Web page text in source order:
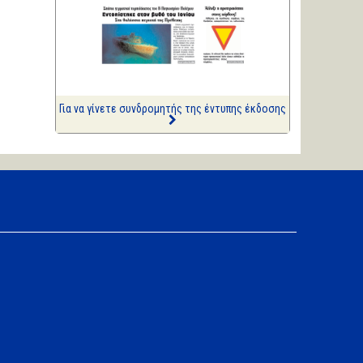
ΑΡΙΩΝ
Ιστορίες Καθημερινής
Τρέλας
Για να γίνετε συνδρομητής της έντυπης έκδοσης